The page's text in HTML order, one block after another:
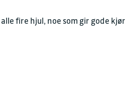
fire hjul, noe som gir gode